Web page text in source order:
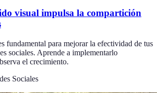
visual impulsa la compartición
fundamental para mejorar la efectividad de tus
sociales. Aprende a implementarlo
el crecimiento.
Sociales